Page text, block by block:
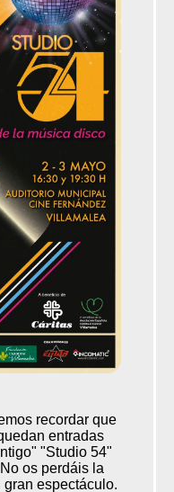
recordar que
entradas
"Studio 54"
os perdáis la
espectáculo.